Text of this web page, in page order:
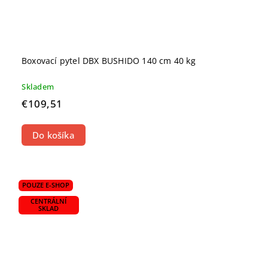
Boxovací pytel DBX BUSHIDO 140 cm 40 kg
Skladem
€109,51
Do košíka
POUZE E-SHOP
CENTRÁLNÍ
SKLAD